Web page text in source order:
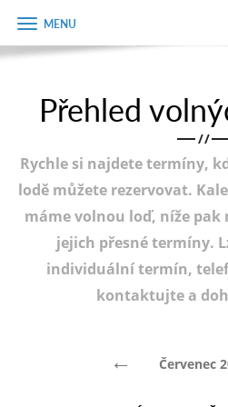
Úvodní strana
Plán plavby
Tipy na výlet
Fotogalerie
Zobrazit
menu
Přehled
/ /
Rychle si najdete termíny,
lodě můžete rezervovat.
máme volnou loď, níže pak
jejich přesné termíny.
individuální termín,
kontaktujte a
← Červenec
Objednávka
dárkového
Jméno
Telefon
E-mail